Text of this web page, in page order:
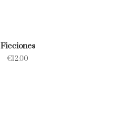
Ficciones
€12.00